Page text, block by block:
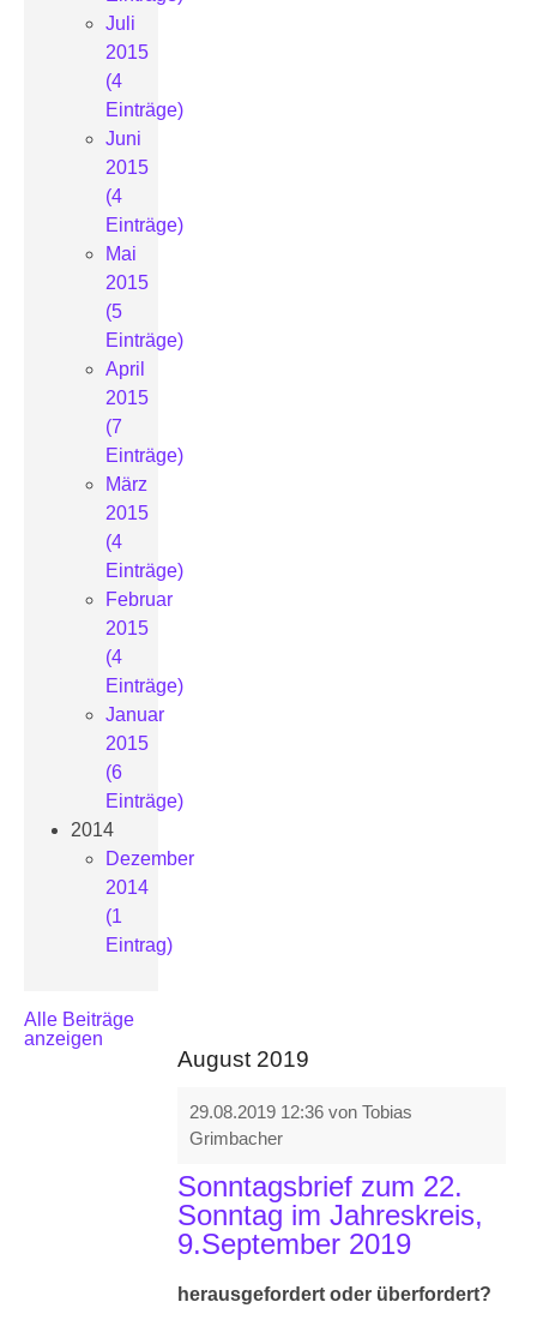
Juli
2015
(4
Einträge)
Juni
2015
(4
Einträge)
Mai
2015
(5
Einträge)
April
2015
(7
Einträge)
März
2015
(4
Einträge)
Februar
2015
(4
Einträge)
Januar
2015
(6
Einträge)
2014
Dezember
2014
(1
Eintrag)
Alle Beiträge
anzeigen
August 2019
29.08.2019 12:36 von Tobias
Grimbacher
Sonntagsbrief zum 22.
Sonntag im Jahreskreis,
9.September 2019
herausgefordert oder überfordert?